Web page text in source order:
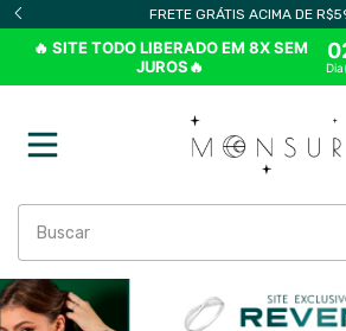
PEDIDO MÍNIMO DE APENAS
🔥 SITE TODO LIBERADO EM 8X SEM
JUROS🔥